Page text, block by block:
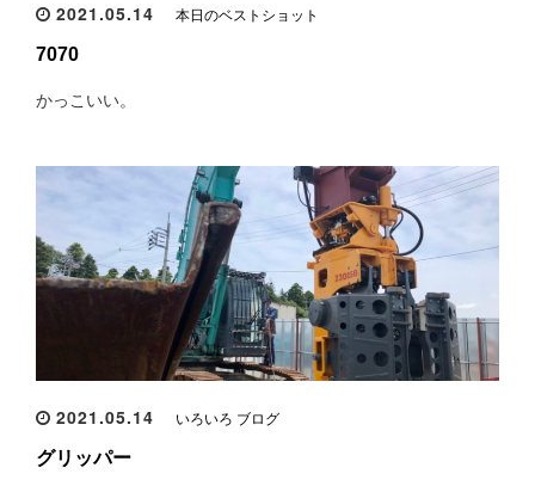
2021.05.14 本日のベストショット
7070
かっこいい。
2021.05.14 いろいろ ブログ
グリッパー